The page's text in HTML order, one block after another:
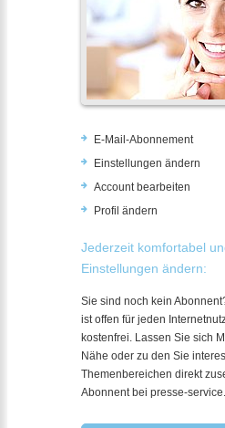
E-Mail-Abonnement
Einstellungen ändern
Account bearbeiten
Profil ändern
Jederzeit komfortabel
Einstellungen ändern:
Sie sind noch kein
ist offen für jeden
kostenfrei. Lassen Sie sich
Nähe oder zu den Sie
Themenbereichen direkt
Abonnent bei presse-